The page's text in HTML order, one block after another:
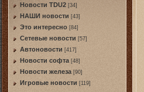
Новости TDU2 [34]
НАШИ новости [43]
Это интересно [84]
Сетевые новости [57]
Автоновости [417]
Новости софта [48]
Новоcти железа [90]
Игровые новости [119]